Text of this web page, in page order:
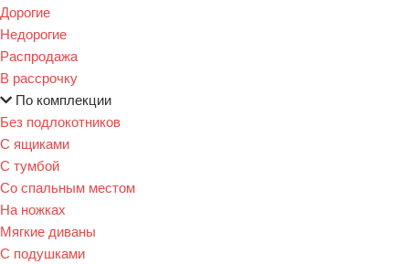
Дорогие
Недорогие
Распродажа
В рассрочку
По комплекции
Без подлокотников
С ящиками
С тумбой
Со спальным местом
На ножках
Мягкие диваны
С подушками